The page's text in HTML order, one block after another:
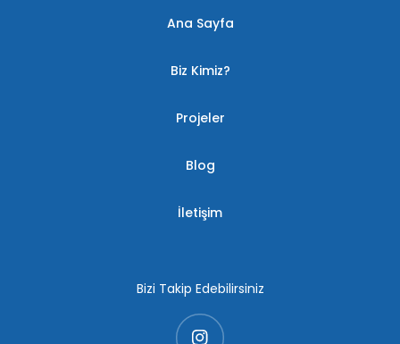
Ana Sayfa
Biz Kimiz?
Projeler
Blog
İletişim
Bizi Takip Edebilirsiniz